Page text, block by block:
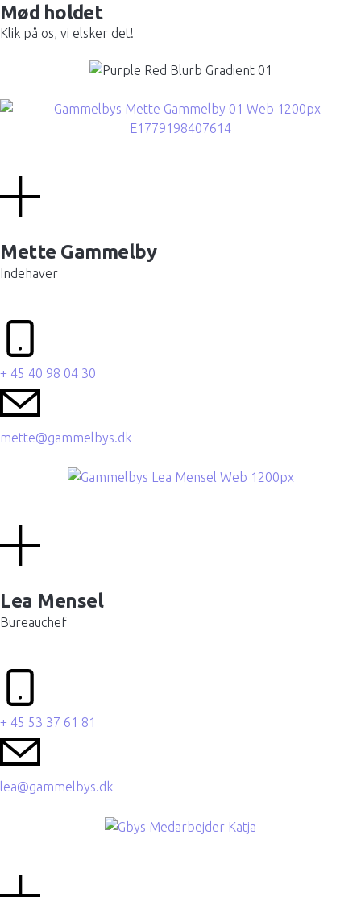
Mød holdet
Klik på os, vi elsker det!
Mette Gammelby
Indehaver
+ 45 40 98 04 30
mette@gammelbys.dk
Lea Mensel
Bureauchef
+ 45 53 37 61 81
lea@gammelbys.dk